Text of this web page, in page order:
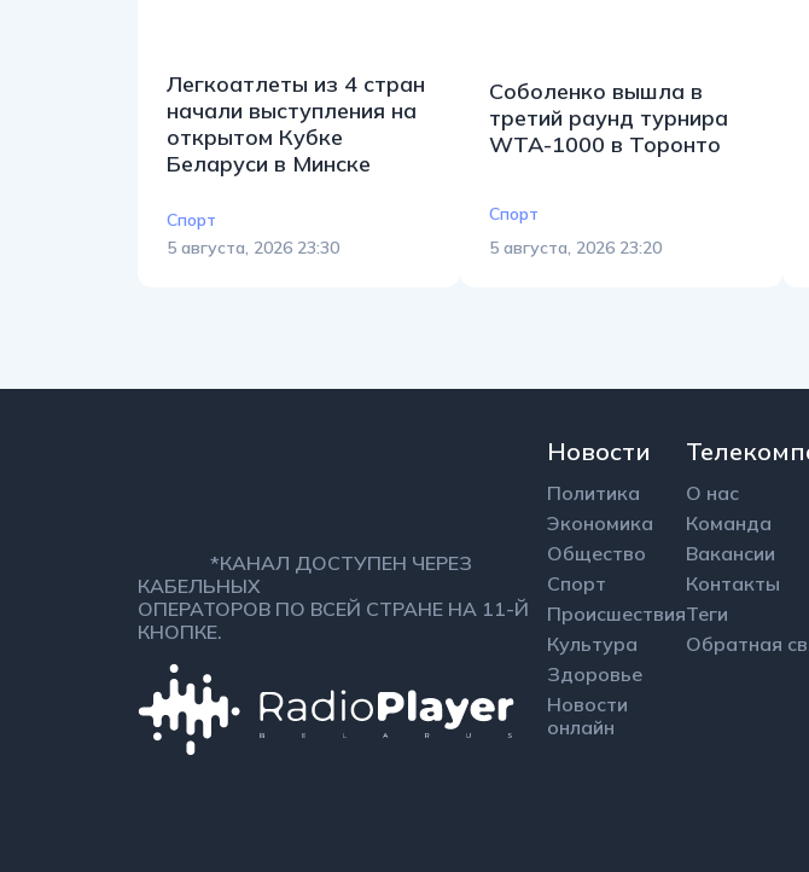
Легкоатлеты из 4 стран
начали выступления на
открытом Кубке
Беларуси в Минске
Спорт
5 августа, 2026 23:30
Соболенко вышла в
третий раунд турнира
WTA-1000 в Торонто
Спорт
5 августа, 2026 23:20
*КАНАЛ ДОСТУПЕН ЧЕРЕЗ
КАБЕЛЬНЫХ
ОПЕРАТОРОВ ПО ВСЕЙ СТРАНЕ НА 11-Й
КНОПКЕ.
Новости
Политика
Экономика
Общество
Спорт
Происшествия
Культура
Здоровье
Новости
онлайн
О нас
Команда
Вакансии
Контакты
Теги
Обратная